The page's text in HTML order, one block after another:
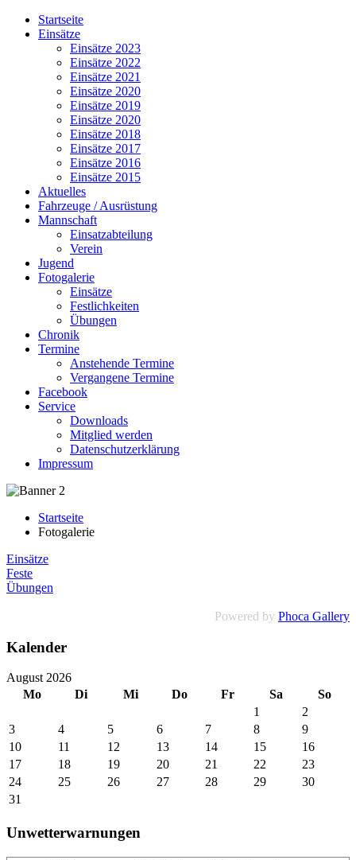
Startseite
Einsätze
Einsätze 2023
Einsätze 2022
Einsätze 2021
Einsätze 2020
Einsätze 2019
Einsätze 2020
Einsätze 2018
Einsätze 2017
Einsätze 2016
Einsätze 2015
Aktuelles
Fahrzeuge / Ausrüstung
Mannschaft
Einsatzabteilung
Verein
Jugend
Fotogalerie
Einsätze
Festlichkeiten
Übungen
Chronik
Termine
Anstehende Termine
Vergangene Termine
Facebook
Service
Downloads
Mitglied werden
Datenschutzerklärung
Impressum
Startseite
Fotogalerie
Einsätze
Feste
Übungen
Powered by Phoca Gallery
Kalender
August 2026
Mo
Di Mi Do Fr Sa
So
1
2
3
4 5 6 7 8
9
10
11 12 13 14 15
16
17
18 19 20 21 22
23
24
25 26 27 28 29
30
31
Unwetterwarnungen